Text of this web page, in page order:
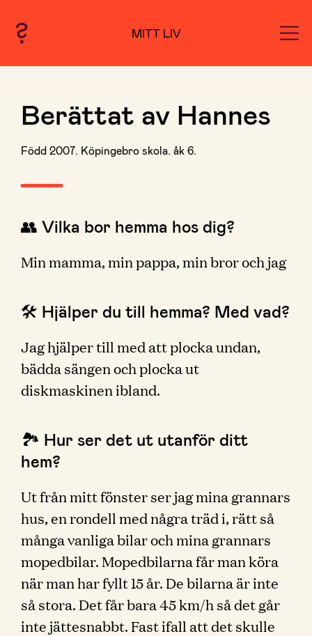
MITT LIV
Berättat av Hannes
Född 2007. Köpingebro skola. åk 6.
👥 Vilka bor hemma hos dig?
Min mamma, min pappa, min bror och jag
🛠 Hjälper du till hemma? Med vad?
Jag hjälper till med att plocka undan,
bädda sängen och plocka ut
diskmaskinen ibland.
🏞 Hur ser det ut utanför ditt
hem?
Ut från mitt fönster ser jag mina grannars
hus, en rondell med några träd i, rätt så
många vanliga bilar och mina grannars
mopedbilar. Mopedbilarna får man köra
när man har fyllt 15 år. De bilarna är inte
så stora. Det får bara 45 km/h så det går
inte jättesnabbt. Fast ifall att det skulle